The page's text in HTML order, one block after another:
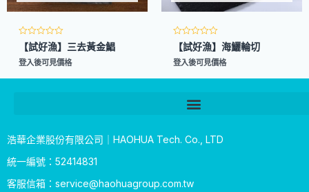
評
分
0
滿
【試好漁】三去黃金鯧
登入後可見價格
評
分
0
滿
【試好漁】海鱺輪切
登入後可見價格
浩華企業股份有限公司｜HAOHUA Tech. Co., LTD
統一編號：52414831
客服信箱： service@haohuagroup.com.tw